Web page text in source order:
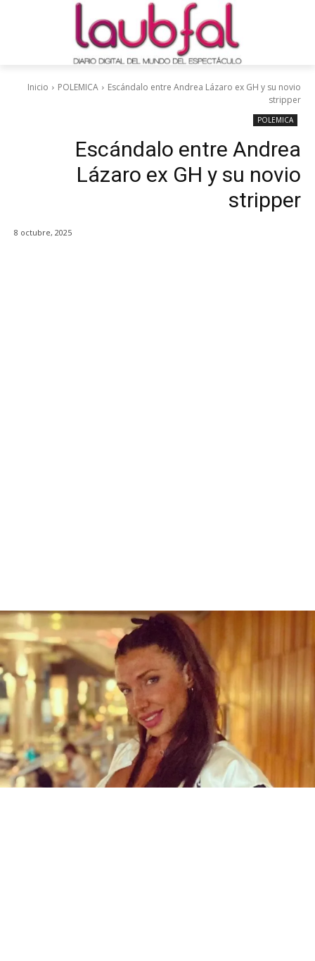
Inicio POLEMICA
Escándalo entre Andrea Lázaro ex GH y su novio
stripper
POLEMICA
Escándalo entre Andrea
Lázaro ex GH y su novio
stripper
8 octubre, 2025